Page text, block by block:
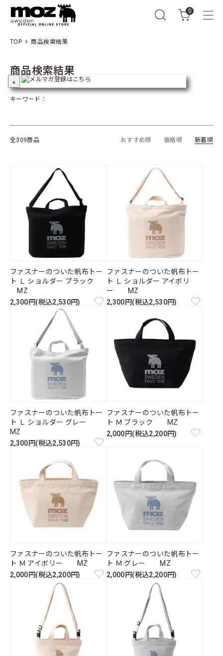
0
TOP 商品検索結果
商品検索結果
キーワード：
全309商品 おすすめ順 価格順 新着順
ファスナーのついた帆布トー
ト Ｌ ショルダー ブラック
MZ
2,300円(税込2,530円)
ファスナーのついた帆布トー
ト Ｌ ショルダー アイボリ
ー MZ
2,300円(税込2,530円)
ファスナーのついた帆布トー
ト Ｌ ショルダー グレー
MZ
2,300円(税込2,530円)
ファスナーのついた帆布トー
ト Ｍ ブラック MZ
2,000円(税込2,200円)
ファスナーのついた帆布トー
ト Ｍ アイボリー MZ
2,000円(税込2,200円)
ファスナーのついた帆布トー
ト Ｍ グレー MZ
2,000円(税込2,200円)
×